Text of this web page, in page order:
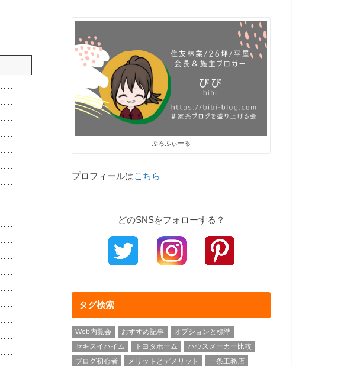
ぷろふぃーる
プロフィールはこちら
どのSNSをフォローする？
タグ検索
Web内覧会 おすすめ記事
オプションと標準
セキスイハイム
トヨタホーム
ハウスメーカー比較
ブログ初心者
メリットとデメリット
一条工務店